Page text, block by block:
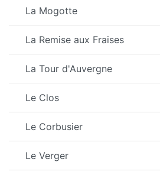
La Mogotte
La Remise aux Fraises
La Tour d'Auvergne
Le Clos
Le Corbusier
Le Verger